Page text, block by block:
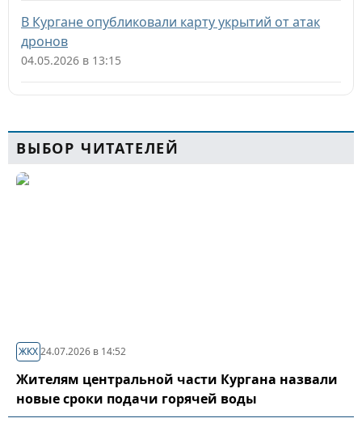
В Кургане опубликовали карту укрытий от атак
дронов
04.05.2026 в 13:15
ВЫБОР ЧИТАТЕЛЕЙ
ЖКХ24.07.2026 в 14:52
Жителям центральной части Кургана назвали
новые сроки подачи горячей воды